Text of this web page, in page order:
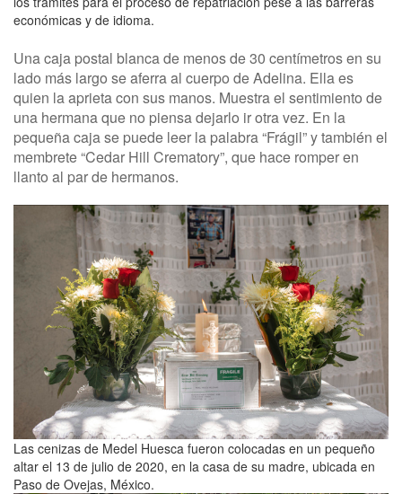
económicas y de idioma.
Una caja postal blanca de menos de 30 centímetros en su
lado más largo se aferra al cuerpo de Adelina. Ella es
quien la aprieta con sus manos. Muestra el sentimiento de
una hermana que no piensa dejarlo ir otra vez. En la
pequeña caja se puede leer la palabra “Frágil” y también el
membrete “Cedar Hill Crematory”, que hace romper en
llanto al par de hermanos.
Las cenizas de Medel Huesca fueron colocadas en un pequeño
altar el 13 de julio de 2020, en la casa de su madre, ubicada en
Paso de Ovejas, México.